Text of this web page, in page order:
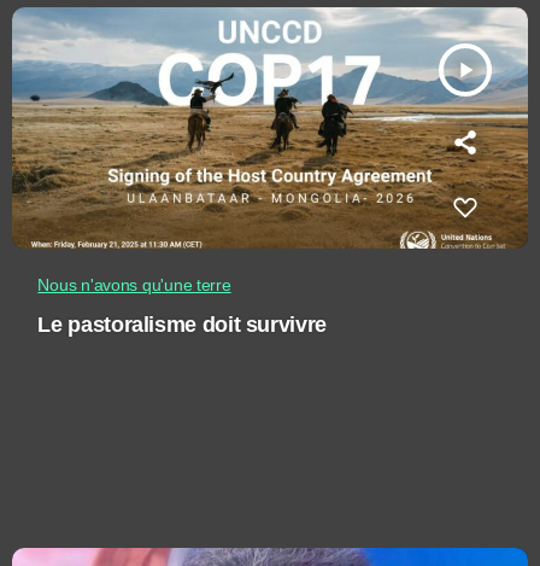
play_arrow
Nous n'avons qu'une terre
Le pastoralisme doit survivre